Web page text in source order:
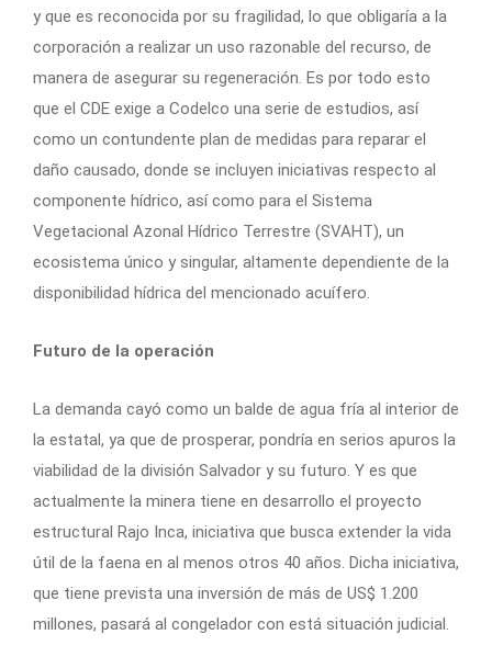
y que es reconocida por su fragilidad, lo que obligaría a la
corporación a realizar un uso razonable del recurso, de
manera de asegurar su regeneración. Es por todo esto
que el CDE exige a Codelco una serie de estudios, así
como un contundente plan de medidas para reparar el
daño causado, donde se incluyen iniciativas respecto al
componente hídrico, así como para el Sistema
Vegetacional Azonal Hídrico Terrestre (SVAHT), un
ecosistema único y singular, altamente dependiente de la
disponibilidad hídrica del mencionado acuífero.
Futuro de la operación
La demanda cayó como un balde de agua fría al interior de
la estatal, ya que de prosperar, pondría en serios apuros la
viabilidad de la división Salvador y su futuro. Y es que
actualmente la minera tiene en desarrollo el proyecto
estructural Rajo Inca, iniciativa que busca extender la vida
útil de la faena en al menos otros 40 años. Dicha iniciativa,
que tiene prevista una inversión de más de US$ 1.200
millones, pasará al congelador con está situación judicial.